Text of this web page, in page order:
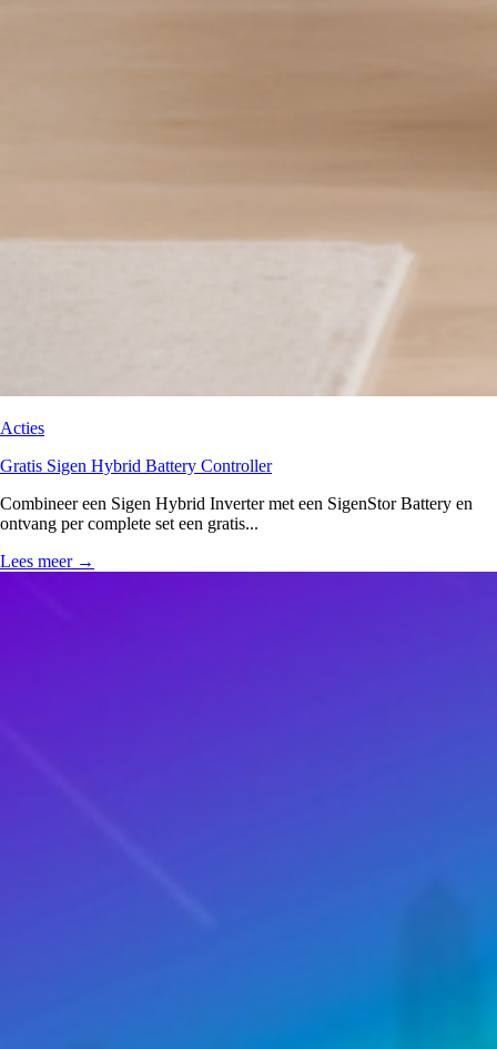
Acties
Gratis Sigen Hybrid Battery Controller
Combineer een Sigen Hybrid Inverter met een SigenStor Battery en
ontvang per complete set een gratis...
Lees meer →